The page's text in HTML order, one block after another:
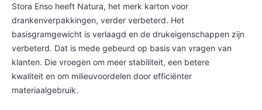
Stora Enso heeft Natura, het merk karton voor
drankenverpakkingen, verder verbeterd. Het
basisgramgewicht is verlaagd en de drukeigenschappen zijn
verbeterd. Dat is mede gebeurd op basis van vragen van
klanten. Die vroegen om meer stabiliteit, een betere
kwaliteit en om milieuvoordelen door efficiënter
materiaalgebruik.